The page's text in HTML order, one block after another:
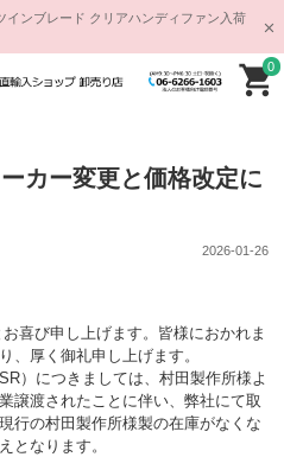
インブレード クリアハンディファン入荷
0
カー変更と価格改定に
2026-01-26
喜び申し上げます。皆様におかれま
、厚く御礼申し上げます。
）につきましては、村田製作所様よ
譲渡されたことに伴い、弊社にて取
行の村田製作所様製の在庫がなくな
となります。